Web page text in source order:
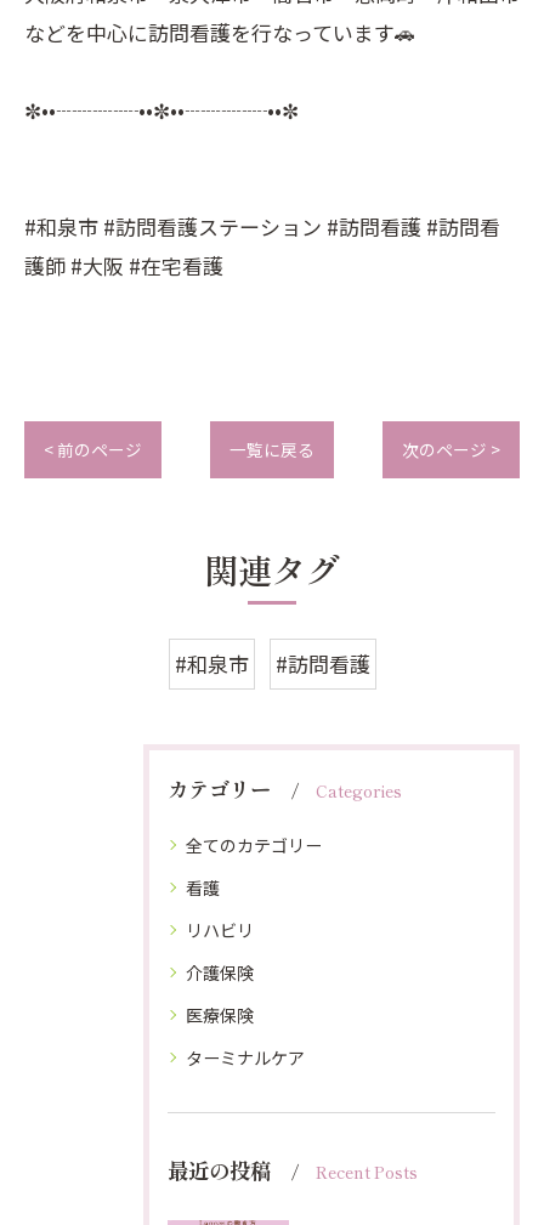
などを中心に訪問看護を行なっています🚗
✼••┈┈┈┈••✼••┈┈┈┈••✼
#和泉市 #訪問看護ステーション #訪問看護 #訪問看
護師 #大阪 #在宅看護
< 前のページ 一覧に戻る 次のページ >
関連タグ
#和泉市 #訪問看護
カテゴリー Categories
全てのカテゴリー
看護
リハビリ
介護保険
医療保険
ターミナルケア
最近の投稿 Recent Posts